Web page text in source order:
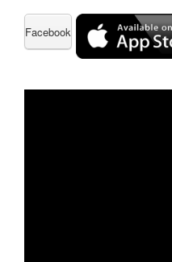
Facebook